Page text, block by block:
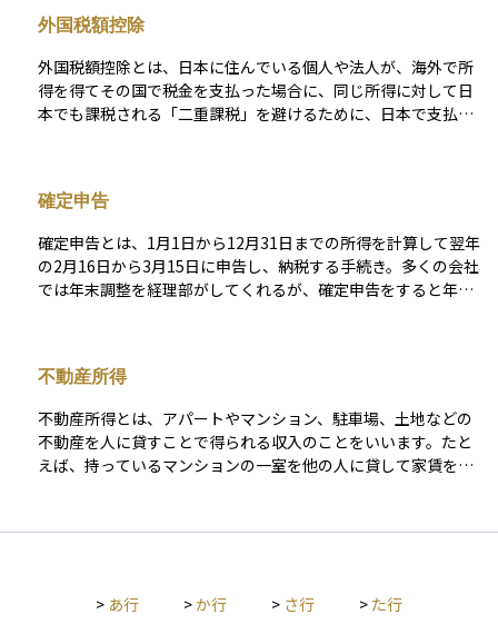
て「国内源泉所得」のみ課税権を持ちます。たとえば、日本国
内勤務に対応する給与や賞与は国内源泉所得とされ、15.315％
の税率で源泉徴収されます。非居住者は住民税や累進課税の対
象外であるため、金額にかかわらずこの定率で課税が完結し、
原則として確定申告も不要です。 この仕組みを活用すれば、高
として認められるには、住民票の除票だけでなく、生活拠点・
す。租税回避とみなされないよう、恒久的施設（PE）課税や居
住国側での課税リスクにも留意が必要です。 一方、海外勤務に
対応する給与・賞与は国外源泉所得とされ、日本では非課税で
場合は全額が国内源泉所得とみなされ、20.42％で源泉徴収され
に退職所得控除や1/2課税が適用され、還付を受けられることが
あります。 金融面では、非居住者になることで日本の銀行口座
や証券口座に制限がかかることがあります。多くの銀行では非
都合による海外赴任で「非課税口座継続適用届出書」を提出す
れば、最長5年間は非課税枠を維持可能です。この場合でも、新
外国税額控除
外国税額控除とは、日本に住んでいる個人や法人が、海外で所
得を得てその国で税金を支払った場合に、同じ所得に対して日
本でも課税される「二重課税」を避けるために、日本で支払う
て日本の所得税や法人税から控除することができます。この制
度を利用することで、国際的な投資やビジネスを行う際の税負
担を適正に調整できるようになります。ただし、控除できる金
額には上限があり、正確な申告と証明書類の提出が必要です。
資産運用や海外取引を行ううえで、知っておきたい重要な税務
確定申告
確定申告とは、1月1日から12月31日までの所得を計算して翌年
の2月16日から3月15日に申告し、納税する手続き。多くの会社
では年末調整を経理部がしてくれるが、確定申告をすると年末
不動産所得
不動産所得とは、アパートやマンション、駐車場、土地などの
不動産を人に貸すことで得られる収入のことをいいます。たと
えば、持っているマンションの一室を他の人に貸して家賃を受
た後の利益部分が実際の「所得」として計算されます。この不
> あ行 >か行 > さ行 > た行